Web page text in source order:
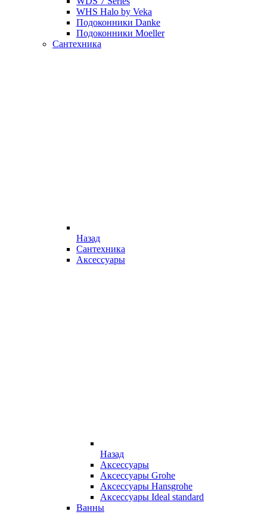
WHS Halo by Veka
Подоконники Danke
Подоконники Moeller
Сантехника
Назад
Сантехника
Аксессуары
Назад
Аксессуары
Аксессуары Grohe
Аксессуары Hansgrohe
Аксессуары Ideal standard
Ванны